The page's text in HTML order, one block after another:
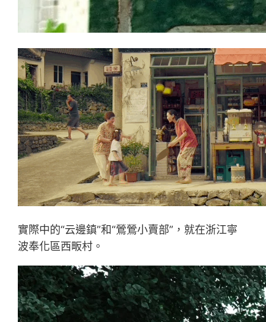
實際中的“云邊鎮”和“鶯鶯小賣部”，就在浙江寧
波奉化區西畈村。